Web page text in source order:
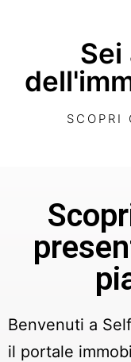
Sei
SCOPRI
Benvenuti a
il portale